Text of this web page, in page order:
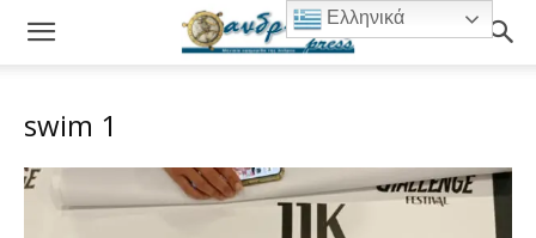
swim 1
Ελληνικά